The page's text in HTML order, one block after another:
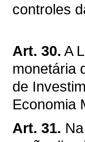
controles
Art. 30. A
monetária
de
Economia
Art. 31.